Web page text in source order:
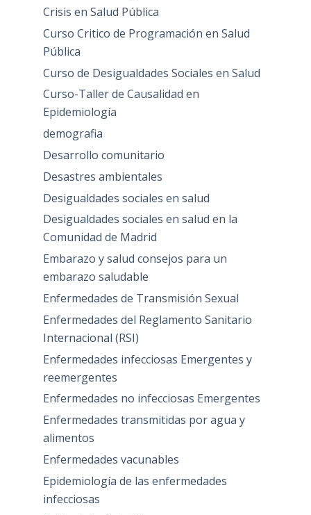
Crisis en Salud Pública
Curso Critico de Programación en Salud
Pública
Curso de Desigualdades Sociales en Salud
Curso-Taller de Causalidad en
Epidemiología
demografia
Desarrollo comunitario
Desastres ambientales
Desigualdades sociales en salud
Desigualdades sociales en salud en la
Comunidad de Madrid
Embarazo y salud consejos para un
embarazo saludable
Enfermedades de Transmisión Sexual
Enfermedades del Reglamento Sanitario
Internacional (RSI)
Enfermedades infecciosas Emergentes y
reemergentes
Enfermedades no infecciosas Emergentes
Enfermedades transmitidas por agua y
alimentos
Enfermedades vacunables
Epidemiología de las enfermedades
infecciosas